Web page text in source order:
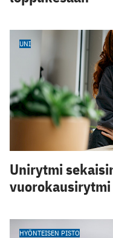
UNI
Unirytmi
HYÖNTEISEN PISTO